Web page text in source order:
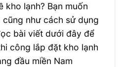
kho lạnh? Bạn muốn
như cách sử dụng
bài viết dưới đây để
công lắp đặt kho lạnh
đầu miền Nam